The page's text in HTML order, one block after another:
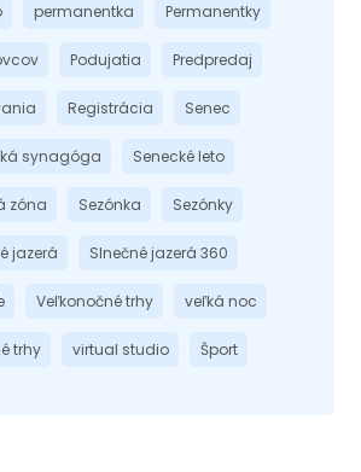
permanentka Permanentky
Podujatia Predpredaj
Registrácia Senec
synagóga Senecké leto
zóna Sezónka Sezónky
jazerá Slnečné jazerá 360
Veľkonočné trhy veľká noc
trhy virtual studio Šport